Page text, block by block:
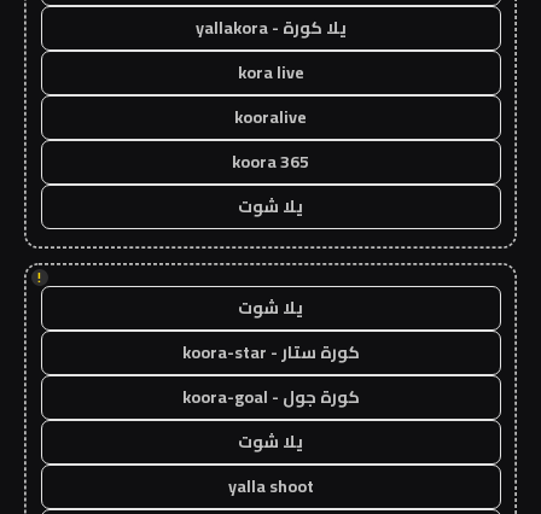
يلا كورة - yallakora
kora live
kooralive
koora 365
يلا شوت
!
يلا شوت
كورة ستار - koora-star
كورة جول - koora-goal
يلا شوت
yalla shoot